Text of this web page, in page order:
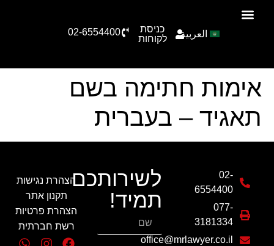
العربية
כניסת
לקוחות
02-6554400
אימות חתימה בשם
תאגיד – בעברית
לשירותכם
תמיד!
הצהרת נגישות
תקנון אתר
הצהרת פרטיות
רשת חברתית
02-
6554400
077-
3181334
office@mrlawyer.co.il